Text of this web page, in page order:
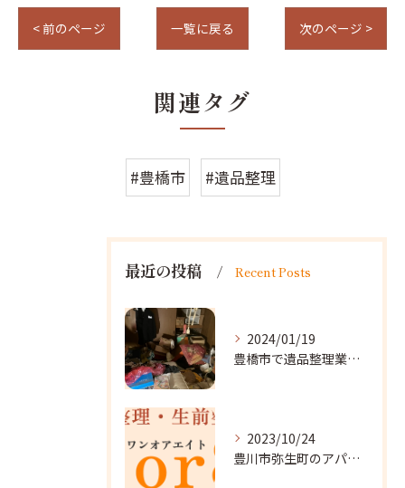
< 前のページ 一覧に戻る 次のページ >
関連タグ
#豊橋市 #遺品整理
最近の投稿 Recent Posts
2024/01/19
豊橋市で遺品整理業者をお探しなら｜心を込めたサービスを
2023/10/24
豊川市弥生町のアパート改装に向かいました。